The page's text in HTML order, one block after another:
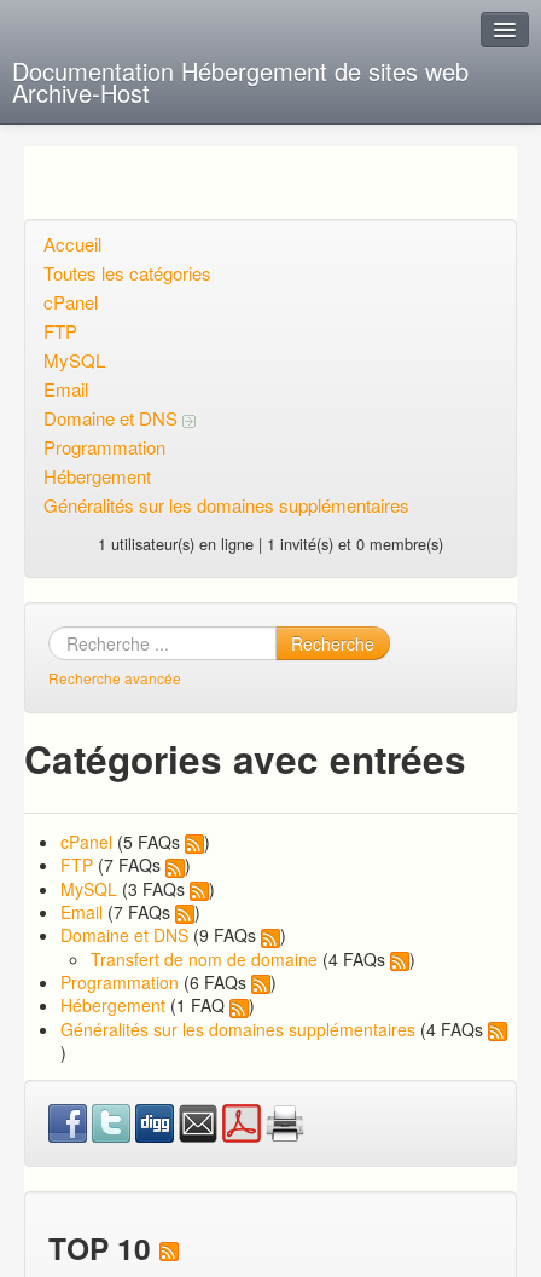
Documentation Hébergement de sites web
Archive-Host
Questions ouvertes
Voulez-vous vous inscrire?
Connexion
Accueil
Toutes les catégories
cPanel
FTP
MySQL
Email
Domaine et DNS
Programmation
Hébergement
Généralités sur les domaines supplémentaires
1 utilisateur(s) en ligne | 1 invité(s) et 0 membre(s)
Recherche
Recherche avancée
Catégories avec entrées
cPanel (5 FAQs
)
FTP (7 FAQs
)
MySQL (3 FAQs
)
Email (7 FAQs
)
Domaine et DNS (9 FAQs
)
Transfert de nom de domaine (4 FAQs
)
Programmation (6 FAQs
)
Hébergement (1 FAQ
)
Généralités sur les domaines supplémentaires (4 FAQs
)
TOP 10